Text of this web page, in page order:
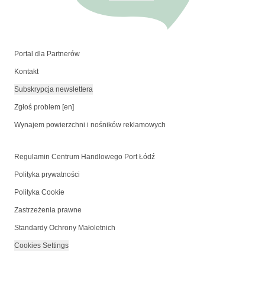
Portal dla Partnerów
Kontakt
Subskrypcja newslettera
Zgłoś problem [en]
Wynajem powierzchni i nośników reklamowych
Regulamin Centrum Handlowego Port Łódź
Polityka prywatności
Polityka Cookie
Zastrzeżenia prawne
Standardy Ochrony Małoletnich
Cookies Settings